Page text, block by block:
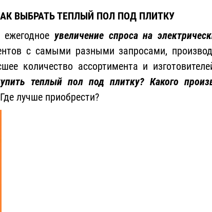
ВЫБРАТЬ ТЕПЛЫЙ ПОЛ ПОД ПЛИТКУ
увеличение спроса на
с самыми разными запросами,
количество ассортимента и
теплый пол под плитку? Какого
лучше приобрести?